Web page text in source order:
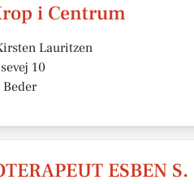
i Centrum
Lauritzen
10
ESBEN